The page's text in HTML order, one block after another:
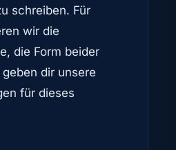
schreiben. Für
wir die
die Form beider
dir unsere
für dieses